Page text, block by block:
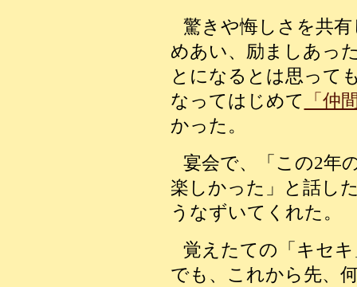
驚きや悔しさを共
めあい、励ましあっ
とになるとは思って
なってはじめて 「仲
かった。
宴会で、「この2年
楽しかった」と話し
うなずいてくれた。
覚えたての「キセ
でも、これから先、